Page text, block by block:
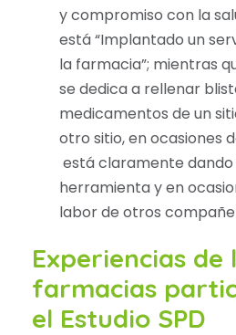
y compromiso con la
está “Implantado un
la farmacia”; mientras
se dedica a rellenar
medicamentos de un
otro sitio, en ocasiones
está claramente dando
herramienta y en
labor de otros
Experiencias de
farmacias
el Estudio SPD